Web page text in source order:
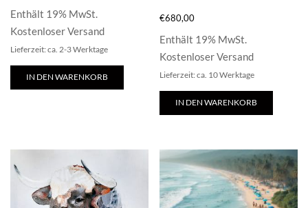
Enthält 19% MwSt.
Kostenloser Versand
Lieferzeit: ca. 2-3 Werktage
IN DEN WARENKORB
€680,00
Enthält 19% MwSt.
Kostenloser Versand
Lieferzeit: ca. 10 Werktage
IN DEN WARENKORB